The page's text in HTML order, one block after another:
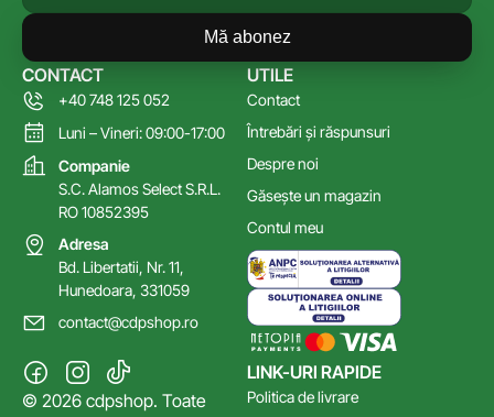
Mă abonez
LINK-URI RAPIDE
Politica de livrare
UTILE
Contact
Întrebări și răspunsuri
Despre noi
Găsește un magazin
Contul meu
CONTACT
+40 748 125 052
Luni – Vineri: 09:00-17:00
Companie
S.C. Alamos Select S.R.L.
RO 10852395
Adresa
Bd. Libertatii, Nr. 11,
Hunedoara, 331059
contact@cdpshop.ro
© 2026 cdpshop. Toate